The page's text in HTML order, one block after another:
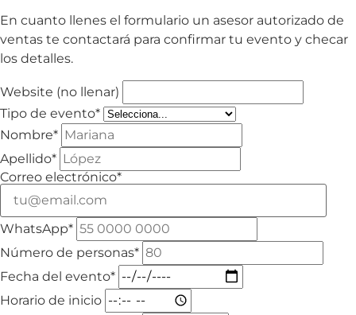
En cuanto llenes el formulario un asesor autorizado de
ventas te contactará para confirmar tu evento y checar
los detalles.
Website (no llenar)
Tipo de evento*
Nombre*
Apellido*
Correo electrónico*
WhatsApp*
Número de personas*
Fecha del evento*
Horario de inicio